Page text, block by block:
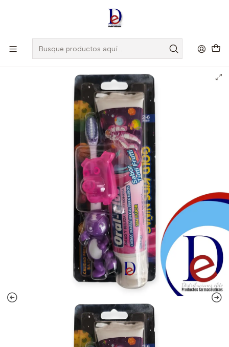
, Si eres nuevo regístrate
CEPILLO GOLD + CREMA 70 GR + PROTECTOR NIÑA- ORAL PLUS
- UBI * BODEGA A